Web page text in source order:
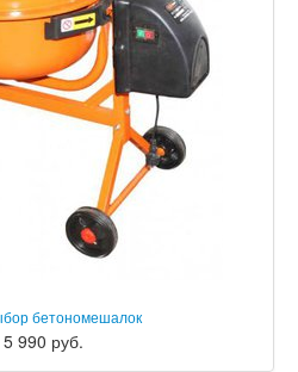
бетономешалок
990 руб.